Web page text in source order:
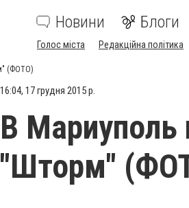
Новини Блоги
Голос міста Редакційна політика
(ФОТО)
16:04, 17 грудня 2015 р.
В Мариуполь
"Шторм"